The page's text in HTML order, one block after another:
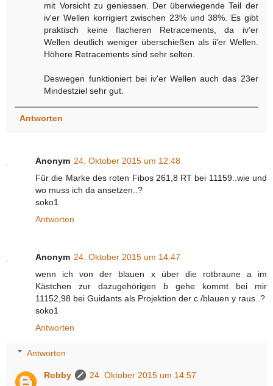
mit Vorsicht zu geniessen. Der überwiegende Teil der
iv'er Wellen korrigiert zwischen 23% und 38%. Es gibt
praktisch keine flacheren Retracements, da iv'er
Wellen deutlich weniger überschießen als ii'er Wellen.
Höhere Retracements sind sehr selten.
Deswegen funktioniert bei iv'er Wellen auch das 23er
Mindestziel sehr gut.
Antworten
Anonym 24. Oktober 2015 um 12:48
Für die Marke des roten Fibos 261,8 RT bei 11159..wie und
wo muss ich da ansetzen..?
soko1
Antworten
Anonym 24. Oktober 2015 um 14:47
wenn ich von der blauen x über die rotbraune a im
Kästchen zur dazugehörigen b gehe kommt bei mir
11152,98 bei Guidants als Projektion der c /blauen y raus..?
soko1
Antworten
Antworten
Robby
24. Oktober 2015 um 14:57